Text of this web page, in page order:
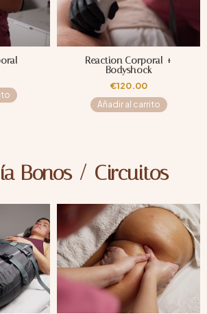
Reaction Corporal +
Bodyshock
€120.00
Añadir al carrito
Bonos / Circuitos